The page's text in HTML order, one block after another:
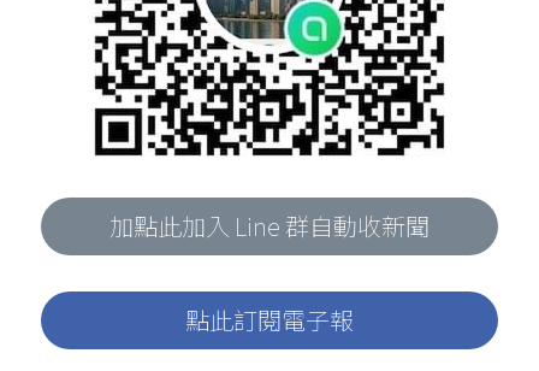
加點此加入 Line 群自動收新聞
點此訂閱電子報